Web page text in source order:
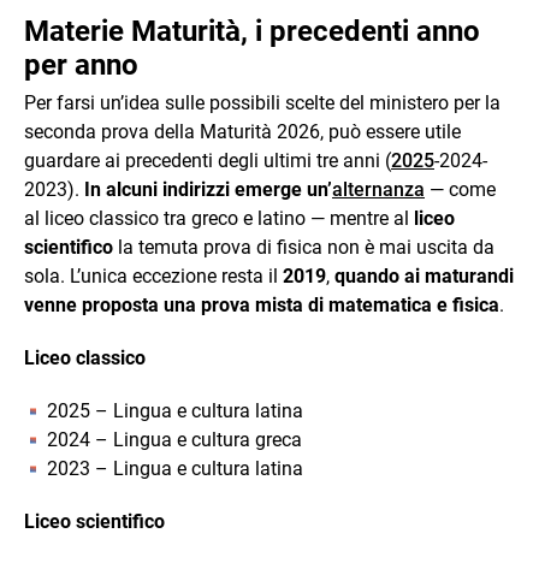
Materie Maturità, i precedenti anno
per anno
Per farsi un’idea sulle possibili scelte del ministero per la
seconda prova della Maturità 2026, può essere utile
guardare ai precedenti degli ultimi tre anni (2025-2024-
2023). In alcuni indirizzi emerge un’alternanza — come
al liceo classico tra greco e latino — mentre al liceo
scientifico la temuta prova di fisica non è mai uscita da
sola. L’unica eccezione resta il 2019, quando ai maturandi
venne proposta una prova mista di matematica e fisica.
Liceo classico
2025 – Lingua e cultura latina
2024 – Lingua e cultura greca
2023 – Lingua e cultura latina
Liceo scientifico